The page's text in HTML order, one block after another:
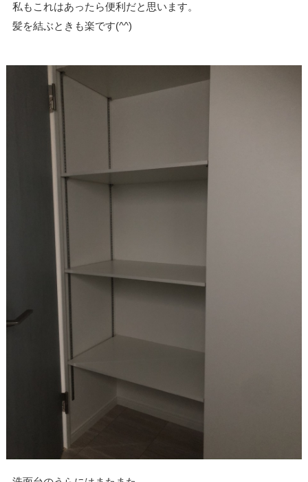
私もこれはあったら便利だと思います。
髪を結ぶときも楽です(^^)